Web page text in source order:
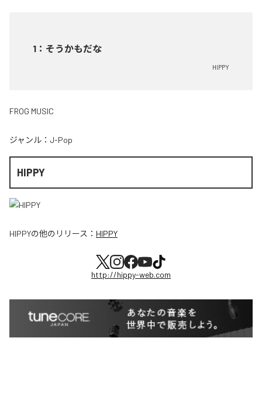
1 ： そうかもだな
HIPPY
FROG MUSIC
ジャンル： J-Pop
HIPPY
HIPPYの他のリリース： HIPPY
http://hippy-web.com